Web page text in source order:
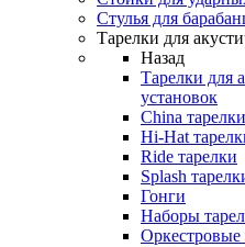
Стулья для
Тарелки для
Назад
Тарелки для
установок
China тарелки
Hi-Hat
Ride тарелки
Splash
Гонги
Наборы
Оркестровые